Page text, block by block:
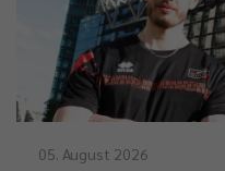
05. August 2026